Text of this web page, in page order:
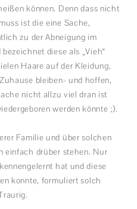
können. Denn dass nicht
ist die eine Sache,
zu der Abneigung im
diese als „Vieh“
Haare auf der Kleidung,
bleiben- und hoffen,
nicht allzu viel dran ist
werden könnte ;).
Familie und über solchen
einfach drüber stehen. Nur
hat und diese
konnte, formuliert solch